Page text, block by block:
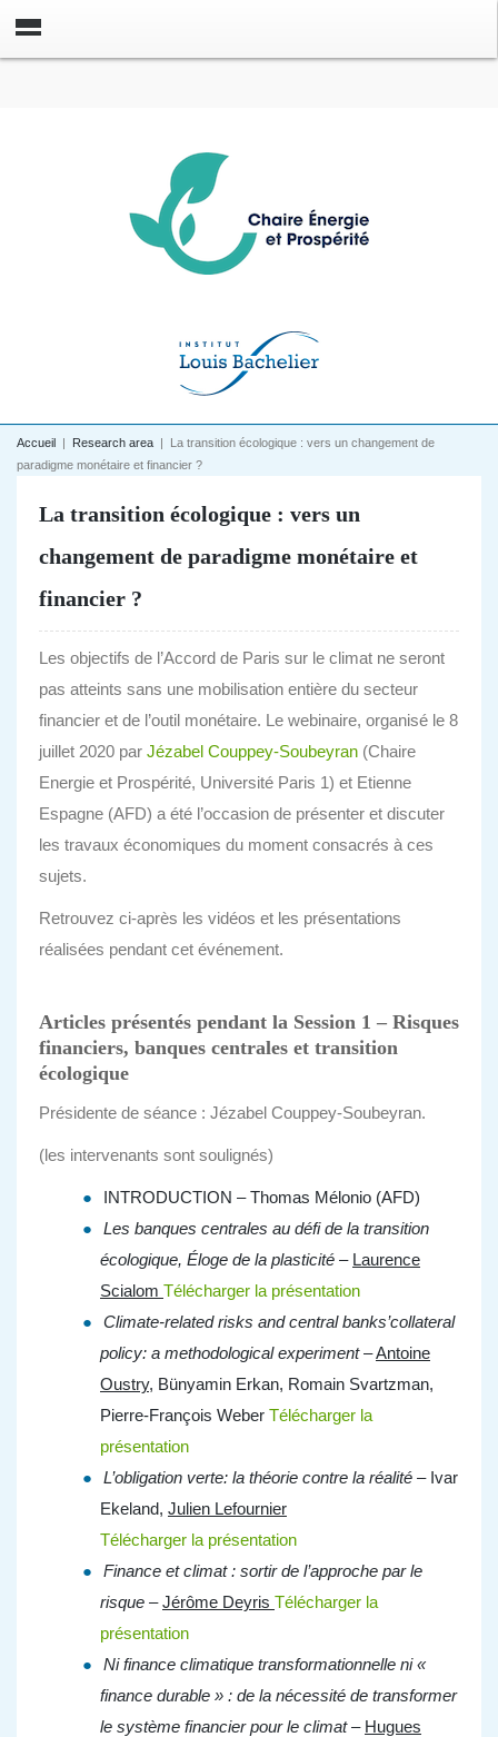
Accueil | Research area | La transition écologique : vers un changement de
paradigme monétaire et financier ?
La transition écologique : vers un
changement de paradigme monétaire et
financier ?
Les objectifs de l’Accord de Paris sur le climat ne seront
pas atteints sans une mobilisation entière du secteur
financier et de l’outil monétaire. Le webinaire, organisé le 8
juillet 2020 par Jézabel Couppey-Soubeyran (Chaire
Energie et Prospérité, Université Paris 1) et Etienne
Espagne (AFD) a été l’occasion de présenter et discuter
les travaux économiques du moment consacrés à ces
sujets.
Retrouvez ci-après les vidéos et les présentations
réalisées pendant cet événement.
Articles présentés pendant la Session 1 – Risques
financiers, banques centrales et transition
écologique
Présidente de séance : Jézabel Couppey-Soubeyran.
(les intervenants sont soulignés)
INTRODUCTION – Thomas Mélonio (AFD)
Les banques centrales au défi de la transition
écologique, Éloge de la plasticité – Laurence
Scialom Télécharger la présentation
Climate-related risks and central banks’collateral
policy: a methodological experiment–Antoine
Oustry, Bünyamin Erkan, Romain Svartzman,
Pierre-François Weber Télécharger la
présentation
L’obligation verte: la théorie contre la réalité – Ivar
Ekeland, Julien Lefournier
Télécharger la présentation
Finance et climat : sortir de l’approche par le
risque –Jérôme Deyris Télécharger la
présentation
Ni finance climatique transformationnelle ni «
finance durable » : de la nécessité de transformer
le système financier pour le climat – Hugues